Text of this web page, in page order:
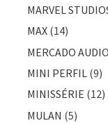
MARVEL
MAX (14)
MERCADO
MINI PERFIL (9)
MINISSÉRIE (12)
MULAN (5)